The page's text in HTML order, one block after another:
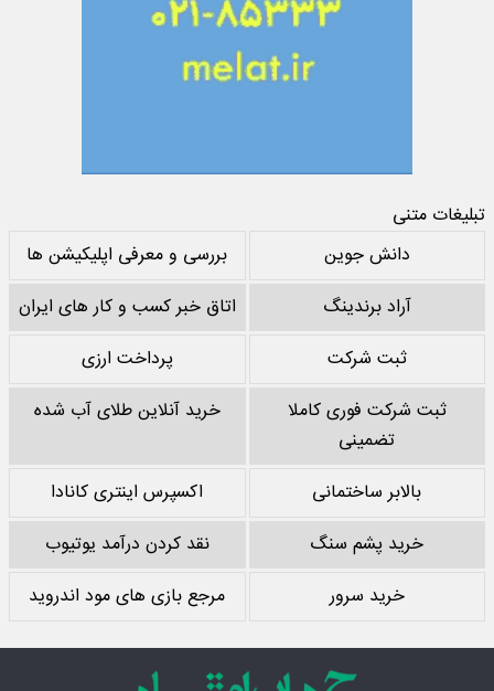
تبلیغات متنی
دانش جوین
بررسی و معرفی اپلیکیشن ها
آراد برندینگ
اتاق خبر کسب و کار های ایران
ثبت شرکت
پرداخت ارزی
ثبت شرکت فوری کاملا
تضمینی
خرید آنلاین طلای آب شده
بالابر ساختمانی
اکسپرس اینتری کانادا
خرید پشم سنگ
نقد کردن درآمد یوتیوب
خرید سرور
مرجع بازی های مود اندروید